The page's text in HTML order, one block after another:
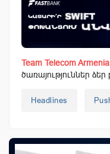
Team Telecom Armenia
ծառայություններ
Headlines